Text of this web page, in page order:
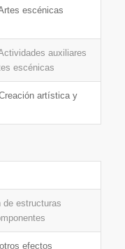
escénicas
auxiliares
escénicas
artística y
estructuras
efectos